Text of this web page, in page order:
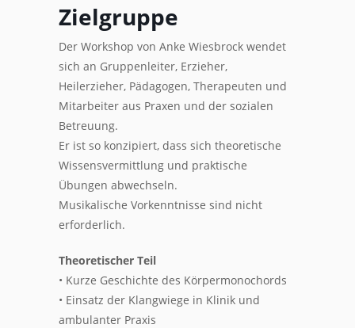
Zielgruppe
Der Workshop von Anke Wiesbrock wendet
sich an Gruppenleiter, Erzieher,
Heilerzieher, Pädagogen, Therapeuten und
Mitarbeiter aus Praxen und der sozialen
Betreuung.
Er ist so konzipiert, dass sich theoretische
Wissensvermittlung und praktische
Übungen abwechseln.
Musikalische Vorkenntnisse sind nicht
erforderlich.
Theoretischer Teil
• Kurze Geschichte des Körpermonochords
• Einsatz der Klangwiege in Klinik und
ambulanter Praxis